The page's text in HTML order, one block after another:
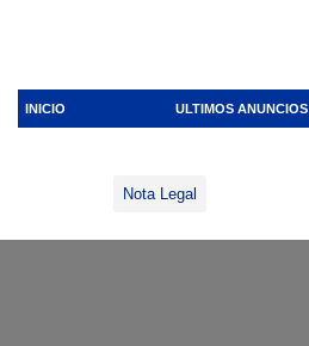
INICIO ULTIMOS ANUNCIOS
Nota Legal